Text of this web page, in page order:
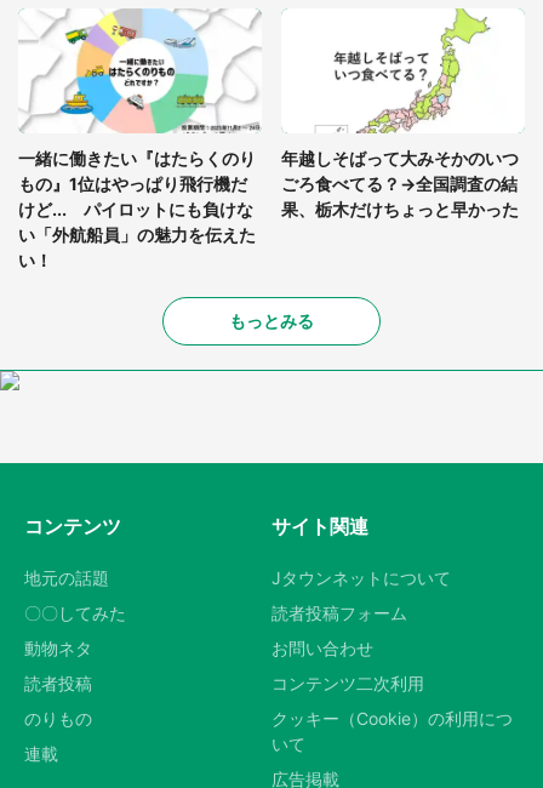
一緒に働きたい『はたらくのり
もの』1位はやっぱり飛行機だ
けど... パイロットにも負けな
い「外航船員」の魅力を伝えた
い！
年越しそばって大みそかのいつ
ごろ食べてる？→全国調査の結
果、栃木だけちょっと早かった
もっとみる
コンテンツ
地元の話題
〇〇してみた
動物ネタ
読者投稿
のりもの
連載
サイト関連
Jタウンネットについて
読者投稿フォーム
お問い合わせ
コンテンツ二次利用
クッキー（Cookie）の利用につ
いて
広告掲載